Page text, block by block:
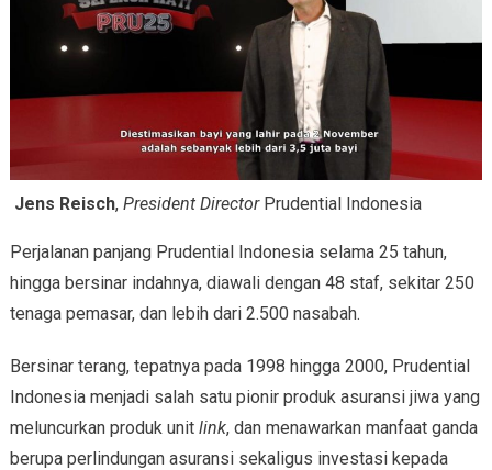
Jens Reisch, President DirectorPrudential Indonesia
Perjalanan panjang Prudential Indonesia selama 25 tahun,
hingga bersinar indahnya, diawali dengan 48 staf, sekitar 250
tenaga pemasar, dan lebih dari 2.500 nasabah.
Bersinar terang, tepatnya pada 1998 hingga 2000, Prudential
Indonesia menjadi salah satu pionir produk asuransi jiwa yang
meluncurkan produk unit link, dan menawarkan manfaat ganda
berupa perlindungan asuransi sekaligus investasi kepada